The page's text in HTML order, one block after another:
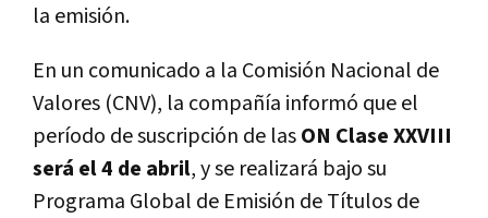
la emisión.
En un comunicado a la Comisión Nacional de
Valores (CNV), la compañía informó que el
período de suscripción de lasON Clase XXVIII
será el 4 de abril, y se realizará bajo su
Programa Global de Emisión de Títulos de